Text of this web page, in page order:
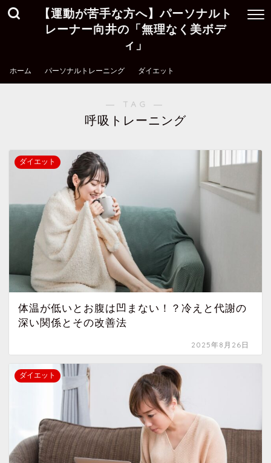
【運動が苦手な方へ】パーソナルト
レーナー向井の「無理なく美ボデ
ィ」
ホーム パーソナルトレーニング ダイエット
― TAG ―
呼吸トレーニング
ダイエット
体温が低いとお腹は凹まない！？冷えと代謝の
深い関係とその改善法
2025年8月26日
ダイエット